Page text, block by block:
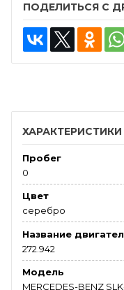
ПОДЕЛИТЬСЯ С
ХАРАКТЕРИСТИКИ
Пробег
0
Цвет
серебро
Название
272.942
Модель
MERCEDES-BENZ